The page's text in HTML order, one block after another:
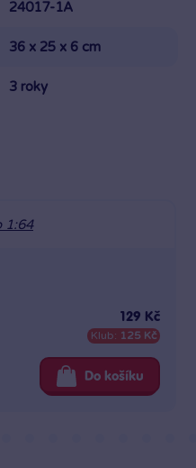
24017-1A
36 x 25 x 6 cm
3 roky
129 Kč
Klub: 125 Kč
Do košíku